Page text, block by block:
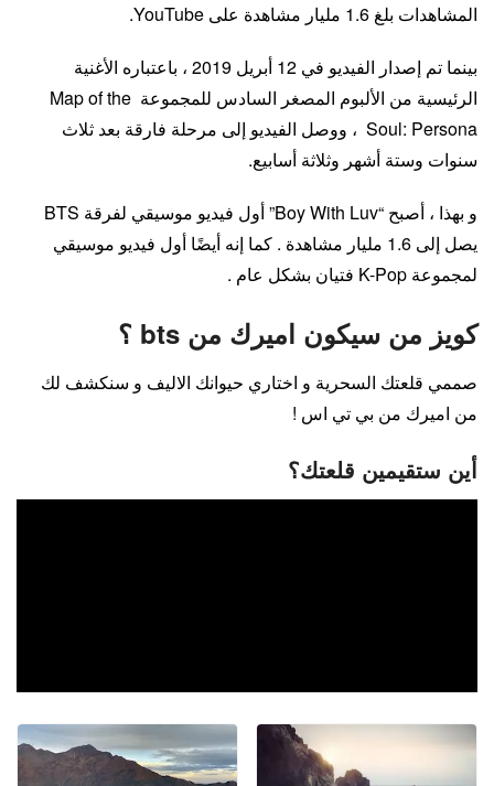
المشاهدات بلغ 1.6 مليار مشاهدة على YouTube.
بينما تم إصدار الفيديو في 12 أبريل 2019 ، باعتباره الأغنية
الرئيسية من الألبوم المصغر السادس للمجموعة Map of the
Soul: Persona ، ووصل الفيديو إلى مرحلة فارقة بعد ثلاث
سنوات وستة أشهر وثلاثة أسابيع.
و بهذا ، أصبح “Boy With Luv” أول فيديو موسيقي لفرقة BTS
يصل إلى 1.6 مليار مشاهدة . كما إنه أيضًا أول فيديو موسيقي
لمجموعة K-Pop فتيان بشكل عام .
كويز من سيكون اميرك من bts ؟
صممي قلعتك السحرية و اختاري حيوانك الاليف و سنكشف لك
من اميرك من بي تي اس !
أين ستقيمين قلعتك؟